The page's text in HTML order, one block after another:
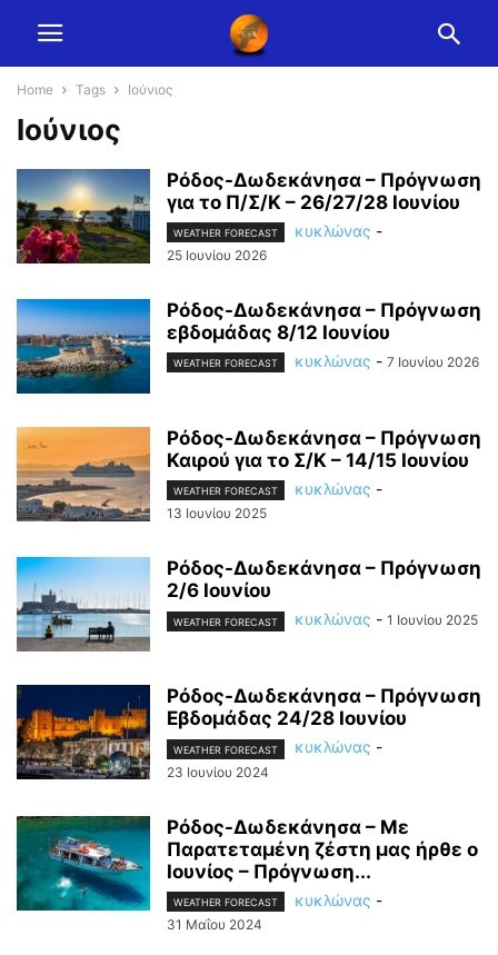
Home Tags Ιούνιος
Ιούνιος
Ρόδος-Δωδεκάνησα – Πρόγνωση
για το Π/Σ/Κ – 26/27/28 Ιουνίου
WEATHER FORECAST κυκλώνας -
25 Ιουνίου 2026
Ρόδος-Δωδεκάνησα – Πρόγνωση
εβδομάδας 8/12 Ιουνίου
WEATHER FORECAST κυκλώνας - 7 Ιουνίου 2026
Ρόδος-Δωδεκάνησα – Πρόγνωση
Καιρού για το Σ/Κ – 14/15 Ιουνίου
WEATHER FORECAST κυκλώνας -
13 Ιουνίου 2025
Ρόδος-Δωδεκάνησα – Πρόγνωση
2/6 Ιουνίου
WEATHER FORECAST κυκλώνας - 1 Ιουνίου 2025
Ρόδος-Δωδεκάνησα – Πρόγνωση
Εβδομάδας 24/28 Ιουνίου
WEATHER FORECAST κυκλώνας -
23 Ιουνίου 2024
Ρόδος-Δωδεκάνησα – Με
Παρατεταμένη ζέστη μας ήρθε ο
Ιουνίος – Πρόγνωση...
WEATHER FORECAST κυκλώνας -
31 Μαΐου 2024